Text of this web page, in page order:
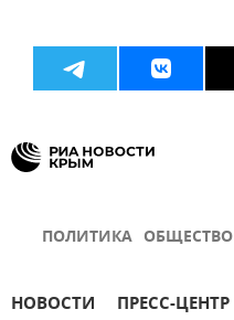
ПОЛИТИКА ОБЩЕСТВО
НОВОСТИ ПРЕСС-ЦЕНТР